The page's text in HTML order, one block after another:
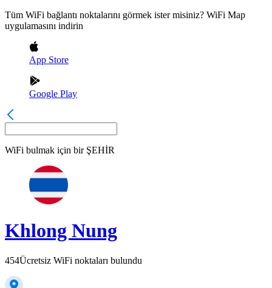
Tüm WiFi bağlantı noktalarını görmek ister misiniz? WiFi Map
uygulamasını indirin
App Store
Google Play
WiFi bulmak için bir ŞEHİR
Khlong Nung
454Ücretsiz WiFi noktaları bulundu